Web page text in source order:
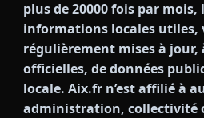
plus de 20000 fois par mois,
informations locales utiles,
régulièrement mises à jour,
officielles, de données
locale. Aix.fr n’est affilié à
administration, collectivité